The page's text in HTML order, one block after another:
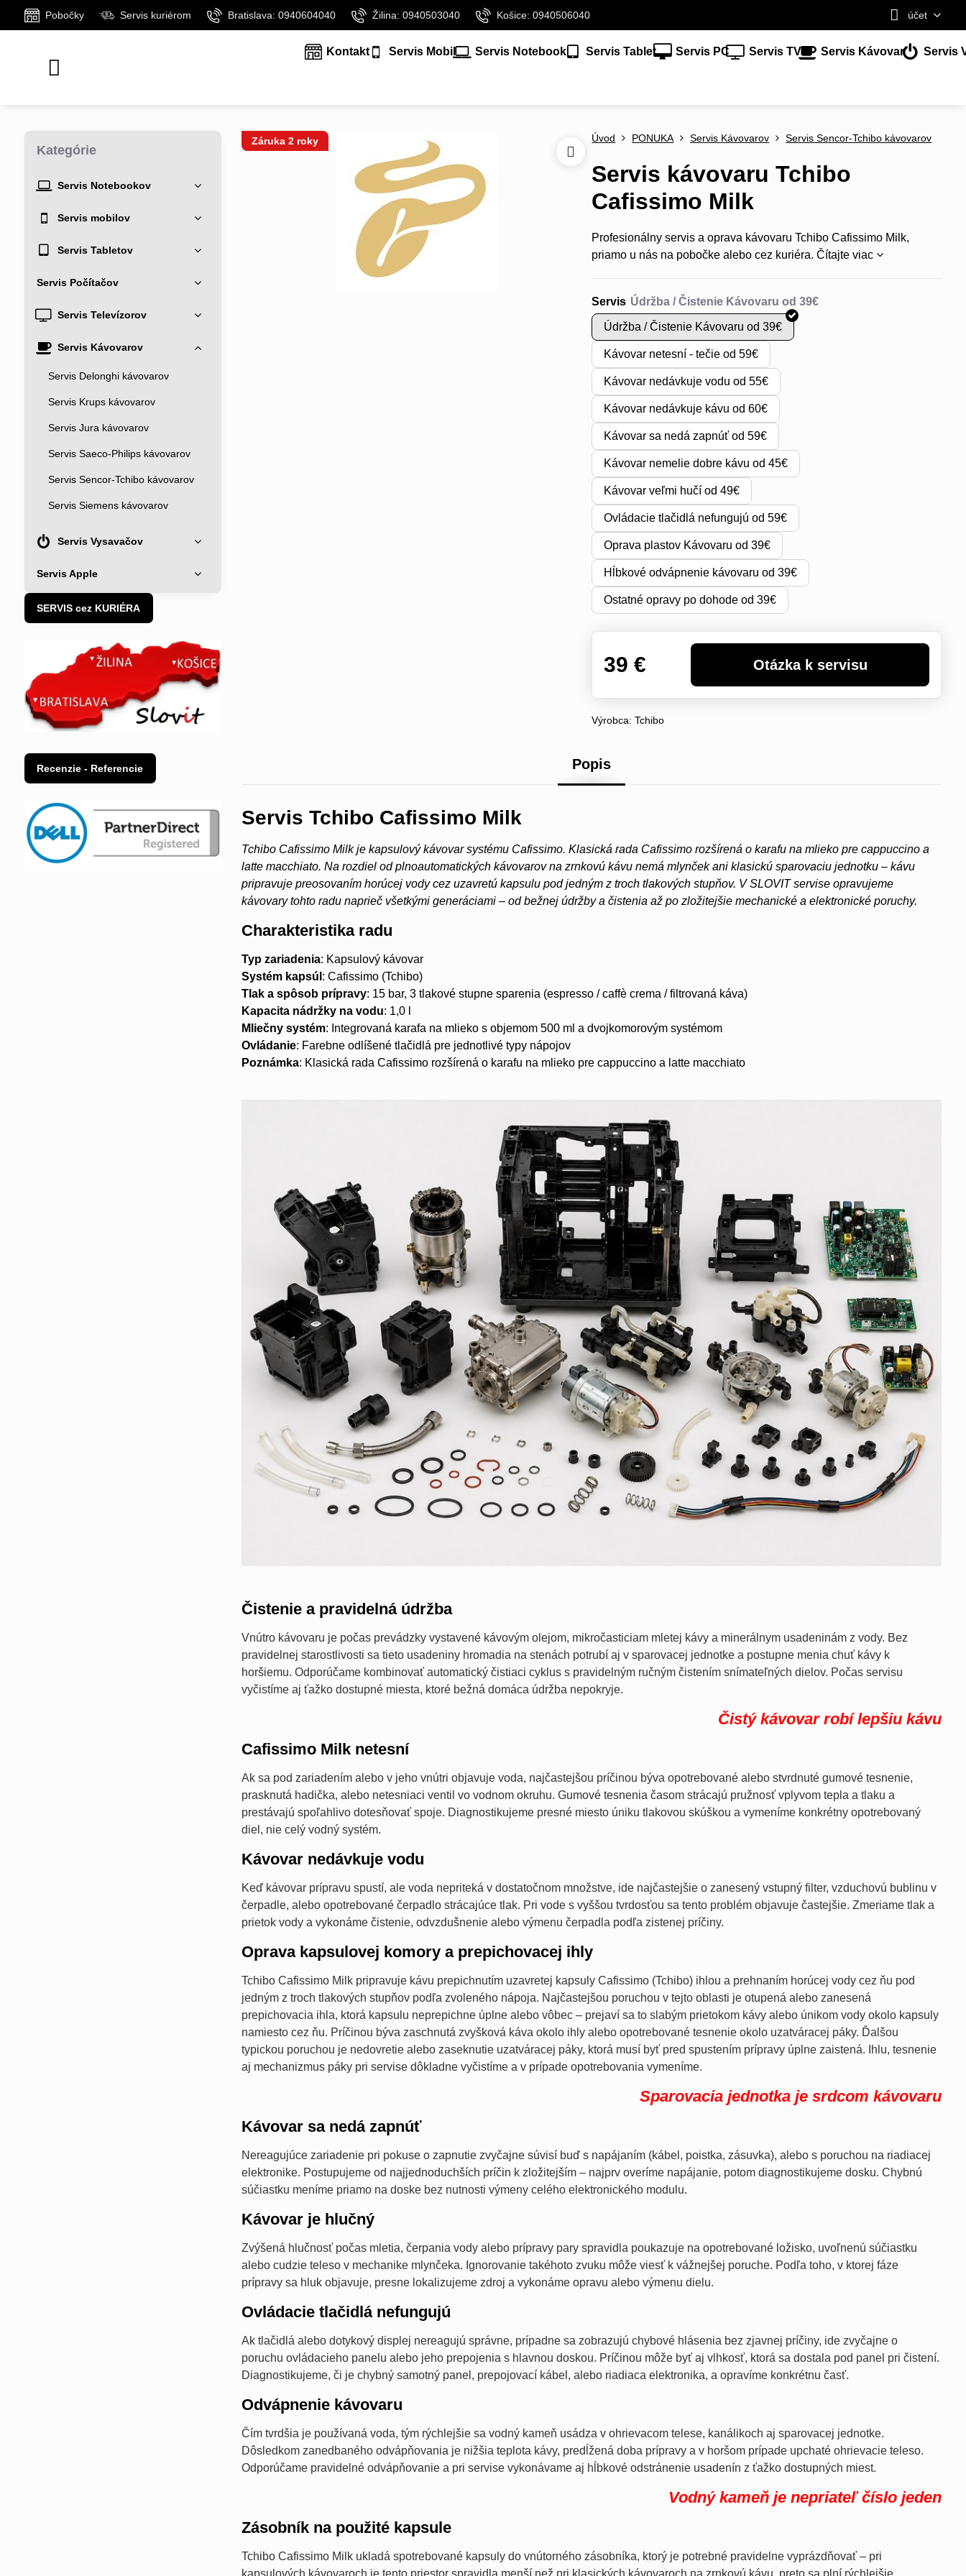
Pobočky Servis kuriérom Bratislava: 0940604040 Žilina: 0940503040 Košice: 0940506040 účet
Kontakt Servis Mobil Servis Notebook Servis Tablet Servis PC Servis TV Servis Kávovar Servis
Záruka 2 roky Úvod PONUKA Servis Kávovarov Servis Sencor-Tchibo kávovarov
Servis kávovaru Tchibo
Cafissimo Milk
Profesionálny servis a oprava kávovaru Tchibo Cafissimo Milk,
priamo u nás na pobočke alebo cez kuriéra.Čítajte viac
Servis
Údržba / Čistenie Kávovaru od 39€
Kávovar netesní - tečie od 59€
Kávovar nedávkuje vodu od 55€
Kávovar nedávkuje kávu od 60€
Kávovar sa nedá zapnúť od 59€
Kávovar nemelie dobre kávu od 45€
Kávovar veľmi hučí od 49€
Ovládacie tlačidlá nefungujú od 59€
Oprava plastov Kávovaru od 39€
Hĺbkové odvápnenie kávovaru od 39€
Ostatné opravy po dohode od 39€
39 €
Výrobca:Tchibo
Popis
Servis Tchibo Cafissimo Milk
Tchibo Cafissimo Milk je kapsulový kávovar systému Cafissimo. Klasická rada Cafissimo rozšírená o karafu na mlieko pre cappuccino a
latte macchiato. Na rozdiel od plnoautomatických kávovarov na zrnkovú kávu nemá mlynček ani klasickú sparovaciu jednotku – kávu
pripravuje preosovaním horúcej vody cez uzavretú kapsulu pod jedným z troch tlakových stupňov. V SLOVIT servise opravujeme
kávovary tohto radu naprieč všetkými generáciami – od bežnej údržby a čistenia až po zložitejšie mechanické a elektronické poruchy.
Charakteristika radu
Typ zariadenia: Kapsulový kávovar
Systém kapsúl : Cafissimo (Tchibo)
Tlak a spôsob prípravy: 15 bar, 3 tlakové stupne sparenia (espresso / caffè crema / filtrovaná káva)
Kapacita nádržky na vodu: 1,0 l
Mliečny systém: Integrovaná karafa na mlieko s objemom 500 ml a dvojkomorovým systémom
Ovládanie: Farebne odlíšené tlačidlá pre jednotlivé typy nápojov
Poznámka: Klasická rada Cafissimo rozšírená o karafu na mlieko pre cappuccino a latte macchiato
Čistenie a pravidelná údržba
Vnútro kávovaru je počas prevádzky vystavené kávovým olejom, mikročasticiam mletej kávy a minerálnym usadeninám z vody. Bez
pravidelnej starostlivosti sa tieto usadeniny hromadia na stenách potrubí aj v sparovacej jednotke a postupne menia chuť kávy k
horšiemu. Odporúčame kombinovať automatický čistiaci cyklus s pravidelným ručným čistením snímateľných dielov. Počas servisu
vyčistíme aj ťažko dostupné miesta, ktoré bežná domáca údržba nepokryje.
Čistý kávovar robí lepšiu kávu
Cafissimo Milk netesní
Ak sa pod zariadením alebo v jeho vnútri objavuje voda, najčastejšou príčinou býva opotrebované alebo stvrdnuté gumové tesnenie,
prasknutá hadička, alebo netesniaci ventil vo vodnom okruhu. Gumové tesnenia časom strácajú pružnosť vplyvom tepla a tlaku a
prestávajú spoľahlivo dotesňovať spoje. Diagnostikujeme presné miesto úniku tlakovou skúškou a vymeníme konkrétny opotrebovaný
diel, nie celý vodný systém.
Kávovar nedávkuje vodu
Keď kávovar prípravu spustí, ale voda nepriteká v dostatočnom množstve, ide najčastejšie o zanesený vstupný filter, vzduchovú bublinu v
čerpadle, alebo opotrebované čerpadlo strácajúce tlak. Pri vode s vyššou tvrdosťou sa tento problém objavuje častejšie. Zmeriame tlak a
prietok vody a vykonáme čistenie, odvzdušnenie alebo výmenu čerpadla podľa zistenej príčiny.
Oprava kapsulovej komory a prepichovacej ihly
Tchibo Cafissimo Milk pripravuje kávu prepichnutím uzavretej kapsuly Cafissimo (Tchibo) ihlou a prehnaním horúcej vody cez ňu pod
jedným z troch tlakových stupňov podľa zvoleného nápoja. Najčastejšou poruchou v tejto oblasti je otupená alebo zanesená
prepichovacia ihla, ktorá kapsulu neprepichne úplne alebo vôbec – prejaví sa to slabým prietokom kávy alebo únikom vody okolo kapsuly
namiesto cez ňu. Príčinou býva zaschnutá zvyšková káva okolo ihly alebo opotrebované tesnenie okolo uzatváracej páky. Ďalšou
typickou poruchou je nedovretie alebo zaseknutie uzatváracej páky, ktorá musí byť pred spustením prípravy úplne zaistená. Ihlu, tesnenie
aj mechanizmus páky pri servise dôkladne vyčistíme a v prípade opotrebovania vymeníme.
Sparovacia jednotka je srdcom kávovaru
Kávovar sa nedá zapnúť
Nereagujúce zariadenie pri pokuse o zapnutie zvyčajne súvisí buď s napájaním (kábel, poistka, zásuvka), alebo s poruchou na riadiacej
elektronike. Postupujeme od najjednoduchších príčin k zložitejším – najprv overíme napájanie, potom diagnostikujeme dosku. Chybnú
súčiastku meníme priamo na doske bez nutnosti výmeny celého elektronického modulu.
Kávovar je hlučný
Zvýšená hlučnosť počas mletia, čerpania vody alebo prípravy pary spravidla poukazuje na opotrebované ložisko, uvoľnenú súčiastku
alebo cudzie teleso v mechanike mlynčeka. Ignorovanie takéhoto zvuku môže viesť k vážnejšej poruche. Podľa toho, v ktorej fáze
prípravy sa hluk objavuje, presne lokalizujeme zdroj a vykonáme opravu alebo výmenu dielu.
Ovládacie tlačidlá nefungujú
Ak tlačidlá alebo dotykový displej nereagujú správne, prípadne sa zobrazujú chybové hlásenia bez zjavnej príčiny, ide zvyčajne o
poruchu ovládacieho panelu alebo jeho prepojenia s hlavnou doskou. Príčinou môže byť aj vlhkosť, ktorá sa dostala pod panel pri čistení.
Diagnostikujeme, či je chybný samotný panel, prepojovací kábel, alebo riadiaca elektronika, a opravíme konkrétnu časť.
Odvápnenie kávovaru
Čím tvrdšia je používaná voda, tým rýchlejšie sa vodný kameň usádza v ohrievacom telese, kanálikoch aj sparovacej jednotke.
Dôsledkom zanedbaného odvápňovania je nižšia teplota kávy, predĺžená doba prípravy a v horšom prípade upchaté ohrievacie teleso.
Odporúčame pravidelné odvápňovanie a pri servise vykonávame aj hĺbkové odstránenie usadenín z ťažko dostupných miest.
Vodný kameň je nepriateľ číslo jeden
Zásobník na použité kapsule
Tchibo Cafissimo Milk ukladá spotrebované kapsuly do vnútorného zásobníka, ktorý je potrebné pravidelne vyprázdňovať – pri
kapsulových kávovaroch je tento priestor spravidla menší než pri klasických kávovaroch na zrnkovú kávu, preto sa plní rýchlejšie.
Kategórie
Servis Notebookov
Servis mobilov
Servis Tabletov
Servis Počítačov
Servis Televízorov
Servis Kávovarov
Servis Delonghi kávovarov
Servis Krups kávovarov
Servis Jura kávovarov
Servis Saeco-Philips kávovarov
Servis Sencor-Tchibo kávovarov
Servis Siemens kávovarov
Servis Vysavačov
Servis Apple
SERVIS cez KURIÉRA
Recenzie - Referencie